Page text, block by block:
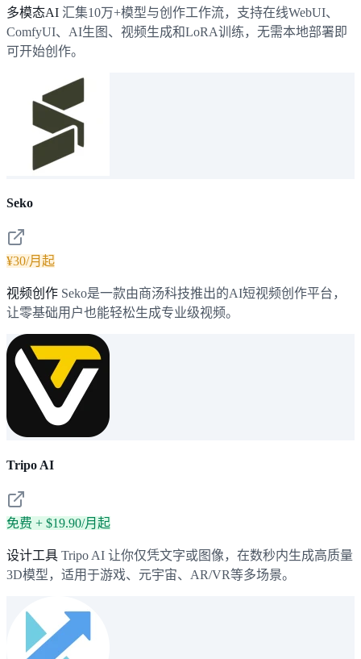
多模态AI 汇集10万+模型与创作工作流，支持在线WebUI、
ComfyUI、AI生图、视频生成和LoRA训练，无需本地部署即
可开始创作。
Seko
¥30/月起
视频创作 Seko是一款由商汤科技推出的AI短视频创作平台，
让零基础用户也能轻松生成专业级视频。
Tripo AI
免费 + $19.90/月起
设计工具 Tripo AI 让你仅凭文字或图像，在数秒内生成高质量
3D模型，适用于游戏、元宇宙、AR/VR等多场景。